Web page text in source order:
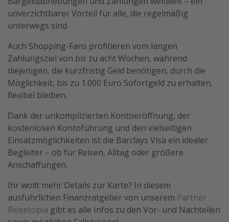
unverzichtbarer Vorteil für alle, die regelmäßig
unterwegs sind.
Auch Shopping-Fans profitieren vom langen
Zahlungsziel von bis zu acht Wochen, während
diejenigen, die kurzfristig Geld benötigen, durch die
Möglichkeit, bis zu 1.000 Euro Sofortgeld zu erhalten,
flexibel bleiben.
Dank der unkomplizierten Kontoeröffnung, der
kostenlosen Kontoführung und den vielseitigen
Einsatzmöglichkeiten ist die Barclays Visa ein idealer
Begleiter – ob für Reisen, Alltag oder größere
Anschaffungen.
Ihr wollt mehr Details zur Karte? In diesem
ausführlichen Finanzratgeber von unserem Partner
Reisetopia gibt es alle Infos zu den Vor- und Nachteilen